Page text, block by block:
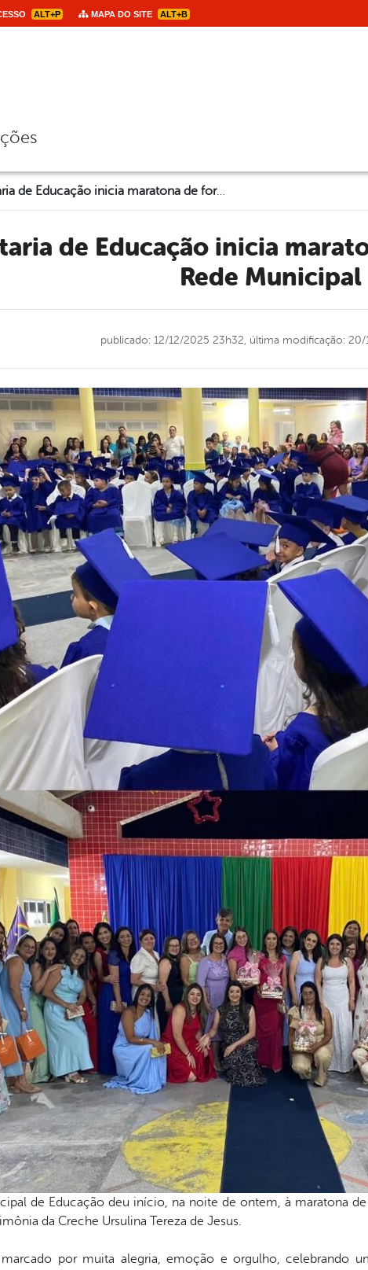
ALT+P MAPA DO SITE ALT+B
Secretaria de Educação inicia maratona de formaturas da Rede Municipal
Rede Municipal
publicado: 12/12/2025 23h32, última modificação:
de Educação deu início, na noite de ontem, à maratona
da Creche Ursulina Tereza de Jesus.
por muita alegria, emoção e orgulho, celebrando